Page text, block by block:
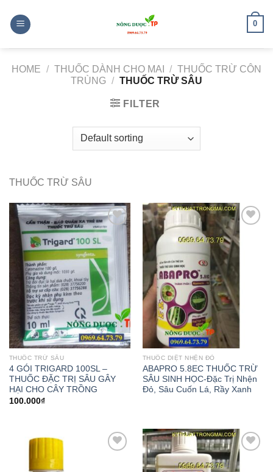
content
0
HOME / THUỐC DÀNH CHO MAI / THUỐC TRỪ CÔN
TRÙNG / THUỐC TRỪ SÂU
FILTER
THUỐC TRỪ SÂU
Add to
wishlist
THUỐC TRỪ SÂU
4 GÓI TRIGARD 100SL –
THUỐC ĐẶC TRỊ SÂU GÂY
HẠI CHO CÂY TRỒNG
100.000₫
Add to
wishlist
THUỐC DIỆT NHỆN ĐỎ
ABAPRO 5.8EC THUỐC TRỪ
SÂU SINH HỌC-Đặc Trị Nhện
Đỏ, Sâu Cuốn Lá, Rầy Xanh
Add to
wishlist